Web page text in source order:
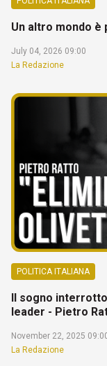
Un altro mondo è
July 04, 2026 09:00
La Redazione
POLITICA ITALIANA
Il sogno
leader - Pietro
November 22, 2025
La Redazione